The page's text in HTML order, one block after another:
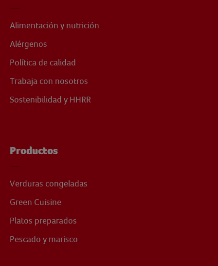
Alimentación y nutrición
Alérgenos
Política de calidad
Trabaja con nosotros
Sostenibilidad y HHRR
Productos
Verduras congeladas
Green Cuisine
Platos preparados
Pescado y marisco